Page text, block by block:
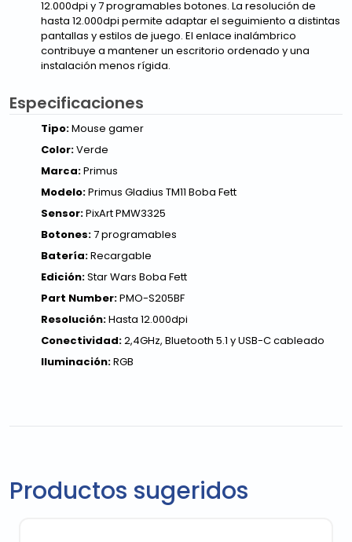
12.000dpi y 7 programables botones. La resolución de
hasta 12.000dpi permite adaptar el seguimiento a distintas
pantallas y estilos de juego. El enlace inalámbrico
contribuye a mantener un escritorio ordenado y una
instalación menos rígida.
Especificaciones
Tipo:Mouse gamer
Color:Verde
Marca:Primus
Modelo:Primus Gladius TM11 Boba Fett
Sensor:PixArt PMW3325
Botones:7 programables
Batería:Recargable
Edición:Star Wars Boba Fett
Part Number:PMO-S205BF
Resolución:Hasta 12.000dpi
Conectividad:2,4GHz, Bluetooth 5.1 y USB-C cableado
Iluminación:RGB
Productos sugeridos